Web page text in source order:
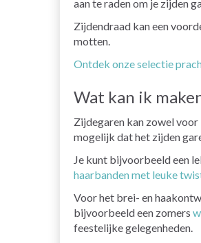
aan te raden om je zijden
Zijdendraad kan een
motten.
Ontdek onze selectie
Wat kan ik
Zijdegaren kan zowel
mogelijk dat het zijden
Je kunt bijvoorbeeld een
haarbanden met leuke
Voor het brei- en
bijvoorbeeld een zomers
feestelijke gelegenheden.